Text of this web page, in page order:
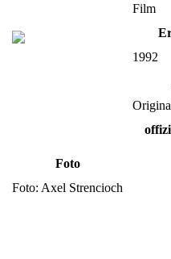
Film
1992
Foto
Foto: Axel Strencioch